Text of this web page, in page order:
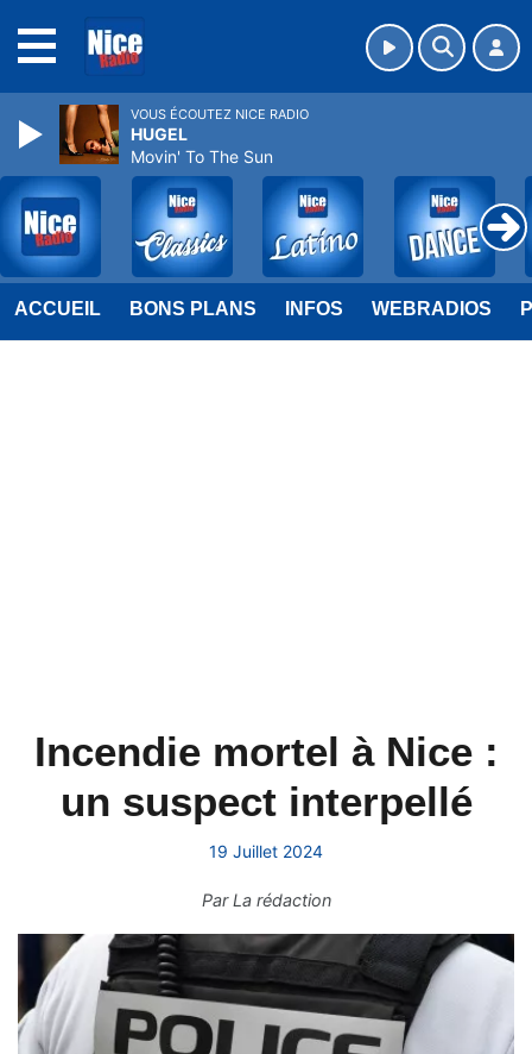
ACCUEIL BONS PLANS INFOS WEBRADIOS
Incendie mortel à Nice :
un suspect interpellé
19 Juillet 2024
ParLa rédaction
VOUS ÉCOUTEZ NICE RADIO
HUGEL
Movin' To The Sun